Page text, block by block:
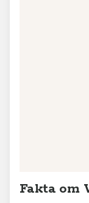
Fakta om